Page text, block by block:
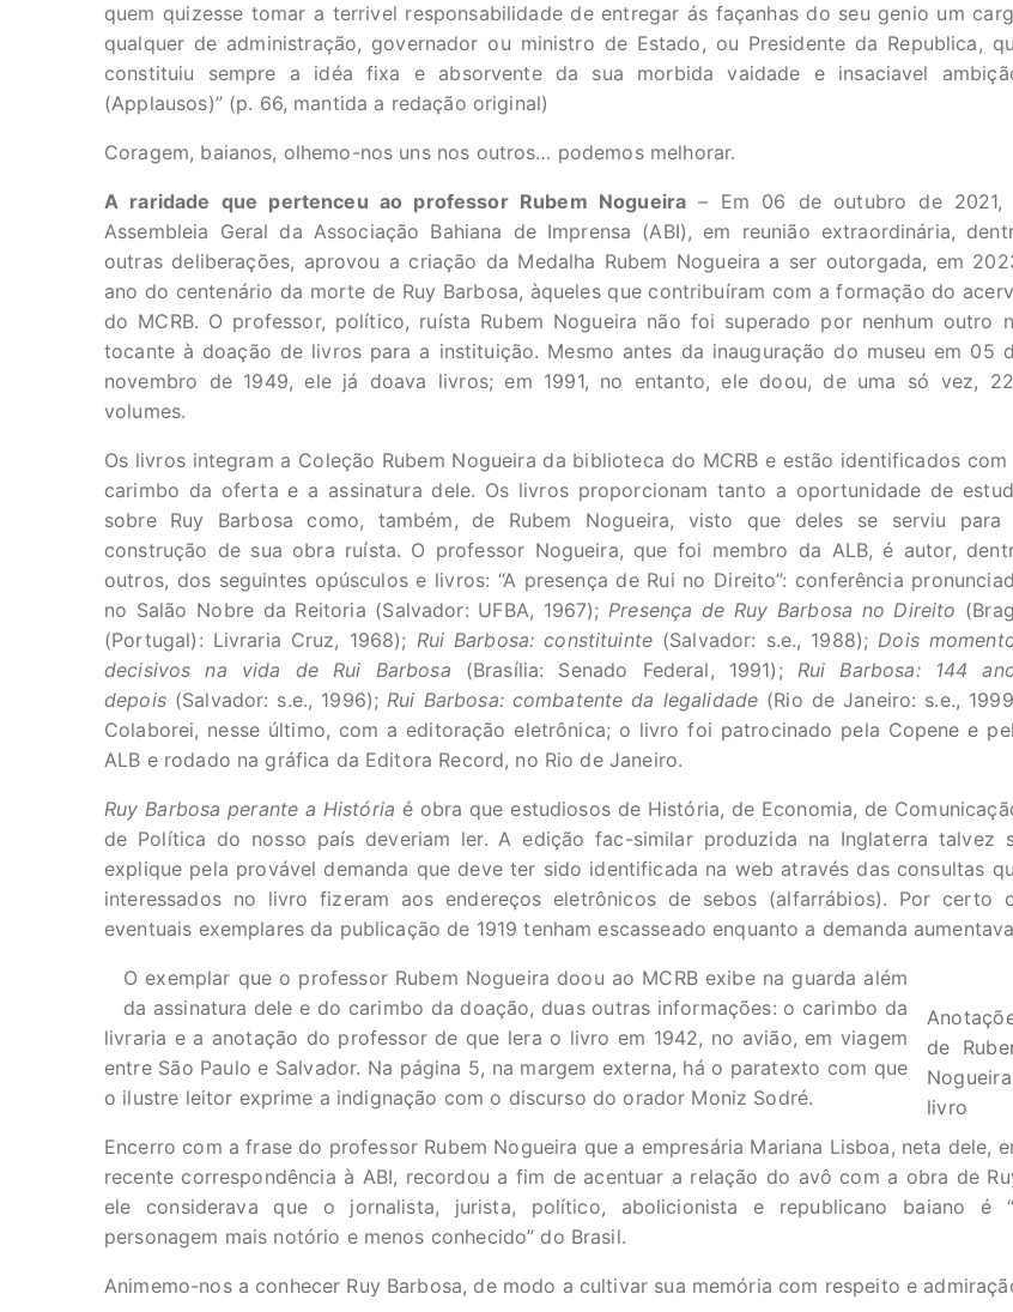
quem quizesse tomar a terrivel responsabilidade de entregar ás façanhas do seu genio um
qualquer de administração, governador ou ministro de Estado, ou Presidente da Republica,
constituiu sempre a idéa fixa e absorvente da sua morbida vaidade e insaciavel
(Applausos)” (p. 66, mantida a redação original)
Coragem, baianos, olhemo-nos uns nos outros… podemos melhorar.
A raridade que pertenceu ao professor Rubem Nogueira – Em 06 de outubro de 2021,
Assembleia Geral da Associação Bahiana de Imprensa (ABI), em reunião extraordinária,
outras deliberações, aprovou a criação da Medalha Rubem Nogueira a ser outorgada, em
ano do centenário da morte de Ruy Barbosa, àqueles que contribuíram com a formação do
do MCRB. O professor, político, ruísta Rubem Nogueira não foi superado por nenhum outro
tocante à doação de livros para a instituição. Mesmo antes da inauguração do museu em 05
novembro de 1949, ele já doava livros; em 1991, no entanto, ele doou, de uma só vez,
volumes.
Os livros integram a Coleção Rubem Nogueira da biblioteca do MCRB e estão identificados com
carimbo da oferta e a assinatura dele. Os livros proporcionam tanto a oportunidade de
sobre Ruy Barbosa como, também, de Rubem Nogueira, visto que deles se serviu para
construção de sua obra ruísta. O professor Nogueira, que foi membro da ALB, é autor,
outros, dos seguintes opúsculos e livros: “A presença de Rui no Direito”: conferência
no Salão Nobre da Reitoria (Salvador: UFBA, 1967);Presença de Ruy Barbosa no Direito
(Portugal): Livraria Cruz, 1968); Rui Barbosa: constituinte (Salvador: s.e., 1988);Dois
decisivos na vida de Rui Barbosa (Brasília: Senado Federal, 1991); Rui Barbosa: 144
depois(Salvador: s.e., 1996);Rui Barbosa: combatente da legalidade (Rio de Janeiro: s.e.,
Colaborei, nesse último, com a editoração eletrônica; o livro foi patrocinado pela Copene e
ALB e rodado na gráfica da Editora Record, no Rio de Janeiro.
Ruy Barbosa perante a História é obra que estudiosos de História, de Economia, de
de Política do nosso país deveriam ler. A edição fac-similar produzida na Inglaterra talvez
explique pela provável demanda que deve ter sido identificada na web através das consultas
interessados no livro fizeram aos endereços eletrônicos de sebos (alfarrábios). Por certo
eventuais exemplares da publicação de 1919 tenham escasseado enquanto a demanda
de
Nogueira
livro
O exemplar que o professor Rubem Nogueira doou ao MCRB exibe na guarda além
da assinatura dele e do carimbo da doação, duas outras informações: o carimbo da
livraria e a anotação do professor de que lera o livro em 1942, no avião, em viagem
entre São Paulo e Salvador. Na página 5, na margem externa, há o paratexto com que
o ilustre leitor exprime a indignação com o discurso do orador Moniz Sodré.
Encerro com a frase do professor Rubem Nogueira que a empresária Mariana Lisboa, neta dele,
recente correspondência à ABI, recordou a fim de acentuar a relação do avô com a obra de
ele considerava que o jornalista, jurista, político, abolicionista e republicano baiano é
personagem mais notório e menos conhecido” do Brasil.
Animemo-nos a conhecer Ruy Barbosa, de modo a cultivar sua memória com respeito e